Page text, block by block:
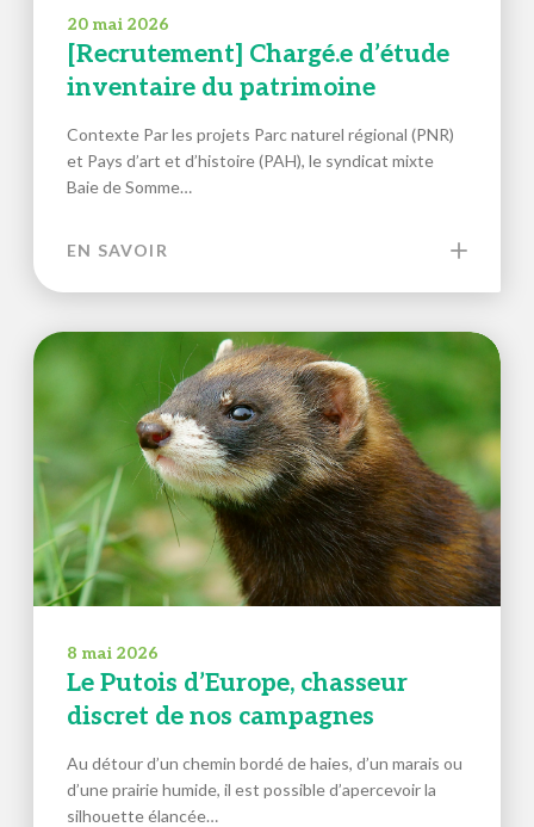
20 mai 2026
[Recrutement] Chargé.e d’étude
inventaire du patrimoine
Contexte Par les projets Parc naturel régional (PNR)
et Pays d’art et d’histoire (PAH), le syndicat mixte
Baie de Somme…
EN SAVOIR
8 mai 2026
Le Putois d’Europe, chasseur
discret de nos campagnes
Au détour d’un chemin bordé de haies, d’un marais ou
d’une prairie humide, il est possible d’apercevoir la
silhouette élancée…